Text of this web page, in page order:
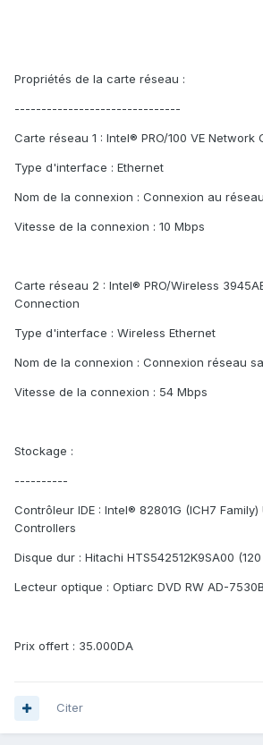
Propriétés de la carte réseau :
-------------------------------
Carte réseau 1 : Intel® PRO/100 VE Network
Type d'interface : Ethernet
Nom de la connexion : Connexion au
Vitesse de la connexion : 10 Mbps
Carte réseau 2 : Intel® PRO/Wireless
Connection
Type d'interface : Wireless Ethernet
Nom de la connexion : Connexion réseau
Vitesse de la connexion : 54 Mbps
Stockage :
----------
Contrôleur IDE : Intel® 82801G (ICH7
Controllers
Disque dur : Hitachi HTS542512K9SA00
Lecteur optique : Optiarc DVD RW AD-7530B
Prix offert : 35.000DA
Citer